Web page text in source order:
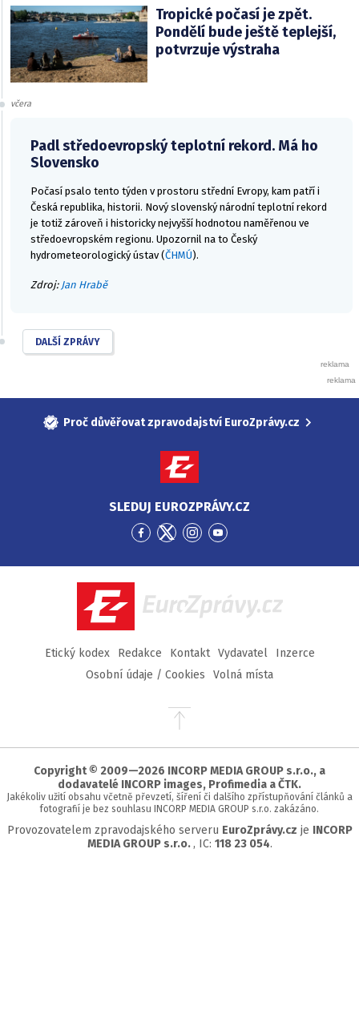
Tropické počasí je zpět.
Pondělí bude ještě teplejší,
potvrzuje výstraha
včera
Padl středoevropský teplotní rekord. Má ho
Slovensko
Počasí psalo tento týden v prostoru střední Evropy, kam patří i
Česká republika, historii. Nový slovenský národní teplotní rekord
je totiž zároveň i historicky nejvyšší hodnotou naměřenou ve
středoevropském regionu. Upozornil na to Český
hydrometeorologický ústav (ČHMÚ).
Zdroj: Jan Hrabě
DALŠÍ ZPRÁVY
Proč důvěřovat zpravodajství EuroZprávy.cz
SLEDUJ EUROZPRÁVY.CZ
Přejít
Facebook
Přejít
Twitter
Přejít
Instagram
Přejít
YouTube
EuroZprávy.cz
Etický kodex Redakce Kontakt Vydavatel
Inzerce
Osobní údaje / Cookies
Volná místa
Přejít
stránky
Copyright © 2009—2026 INCORP MEDIA GROUP s.r.o., a
dodavatelé INCORP images, Profimedia a ČTK.
Jakékoliv užití obsahu včetně převzetí, šíření či dalšího zpřístupňování článků a
fotografií je bez souhlasu INCORP MEDIA GROUP s.r.o. zakázáno.
Provozovatelem zpravodajského serveru EuroZprávy.cz je INCORP
MEDIA GROUP s.r.o. , IC: 118 23 054.